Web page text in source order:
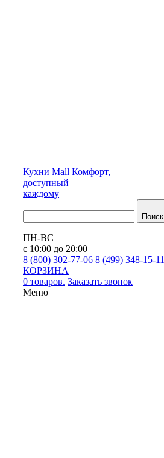
Кухни Mall Комфорт,
доступный
каждому
Поиск
ПН-ВС
с 10:00 до 20:00
8 (800) 302-77-06 8 (499) 348-15-11
КОРЗИНА
0 товаров. Заказать звонок
Меню